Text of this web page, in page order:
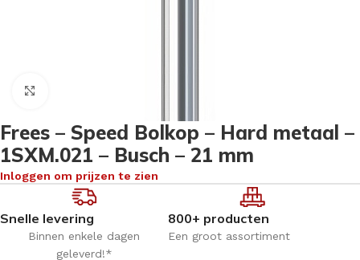
Frees – Speed Bolkop – Hard metaal –
1SXM.021 – Busch – 21 mm
Inloggen om prijzen te zien
Snelle levering
Binnen enkele dagen
geleverd!*
800+ producten
Een groot assortiment